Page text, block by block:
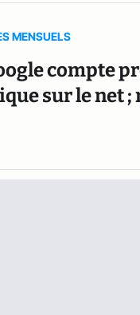
MENSUELS
compte
sur le net ;